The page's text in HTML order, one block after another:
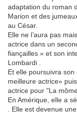
adaptation du roman
Marion et des
au César.
Elle ne l’aura pas
actrice dans un
fiançailles » et son
Lombardi .
Et elle poursuivra
meilleure actrice»
actrice pour "La
En Amérique, elle a
Elle est devenue